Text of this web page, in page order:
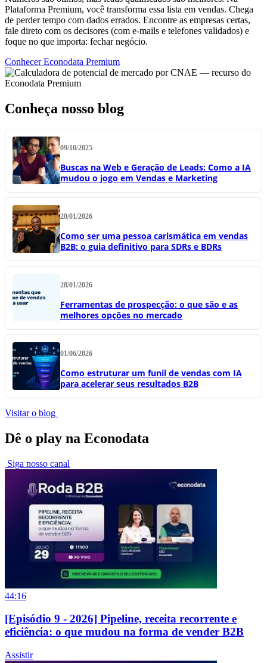
Plataforma Premium, você transforma essa lista em vendas. Chega
de perder tempo com dados errados. Encontre as empresas certas,
fale direto com os decisores (com e-mails e telefones validados) e
foque no que importa: fechar negócio.
Conhecer Econodata Premium
Conheça nosso blog
09/10/2025
Buscas na Web e Geração de Leads: Como a IA
mudou o jogo em Vendas e Marketing
20/01/2026
Como ser uma pessoa carismática em vendas
B2B: o guia definitivo para SDRs e BDRs
28/01/2026
Ferramentas de prospecção: o que são e as
melhores opções no mercado
01/06/2026
Como estruturar um funil de vendas com IA
para acelerar seus resultados B2B
Visitar o blog
Dê o play na Econodata
Siga nosso canal
44:16
[Episódio 9 - 2026] Pipeline, receita recorrente e
eficiência: o que mudou na forma de vender B2B
Assistir